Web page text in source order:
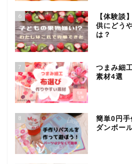
6
【体験談
供にどう
は？
7
つまみ細
素材4選
8
簡単0円手
ダンボー